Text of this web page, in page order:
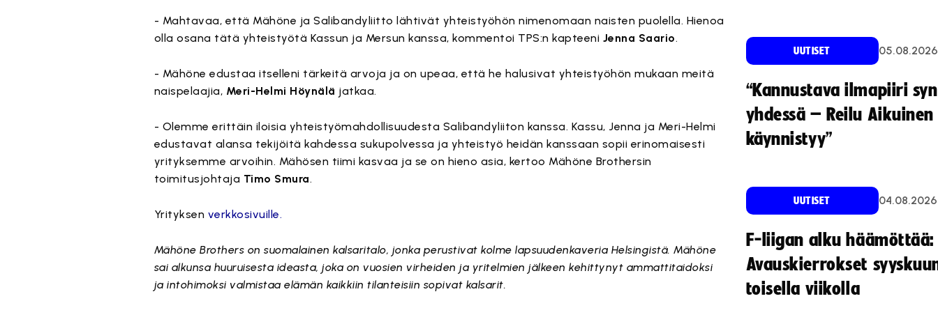
- Mahtavaa, että Mähöne ja Salibandyliitto lähtivät yhteistyöhön nimenomaan naisten puolella. Hienoa
olla osana tätä yhteistyötä Kassun ja Mersun kanssa, kommentoi TPS:n kapteeni Jenna Saario.
- Mähöne edustaa itselleni tärkeitä arvoja ja on upeaa, että he halusivat yhteistyöhön mukaan meitä
naispelaajia, Meri-Helmi Höynälä jatkaa.
- Olemme erittäin iloisia yhteistyömahdollisuudesta Salibandyliiton kanssa. Kassu, Jenna ja Meri-Helmi
edustavat alansa tekijöitä kahdessa sukupolvessa ja yhteistyö heidän kanssaan sopii erinomaisesti
yrityksemme arvoihin. Mähösen tiimi kasvaa ja se on hieno asia, kertoo Mähöne Brothersin
toimitusjohtaja Timo Smura.
Yrityksen verkkosivuille.
Mähöne Brothers on suomalainen kalsaritalo, jonka perustivat kolme lapsuudenkaveria Helsingistä. Mähöne
sai alkunsa huuruisesta ideasta, joka on vuosien virheiden ja yritelmien jälkeen kehittynyt ammattitaidoksi
ja intohimoksi valmistaa elämän kaikkiin tilanteisiin sopivat kalsarit.
UUTISET 05.08.2026
“Kannustava ilmapiiri
yhdessä – Reilu
käynnistyy”
UUTISET 04.08.2026
F-liigan alku häämöttää:
Avauskierrokset
toisella viikolla